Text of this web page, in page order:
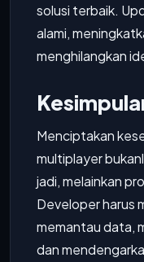
solusi terbaik.
alami,
menghilangkan
Menciptakan
multiplayer
jadi, melainkan
Developer harus
memantau data,
dan